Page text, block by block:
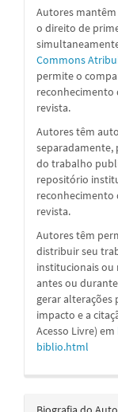
Autores
o direito de
Commons
permite o
reconhecimento
revista.
Autores têm
separadamente,
do trabalho
repositório
reconhecimento
revista.
Autores têm
distribuir seu
institucionais ou
antes ou
gerar
impacto e a
Acesso Livre) em
biblio.html